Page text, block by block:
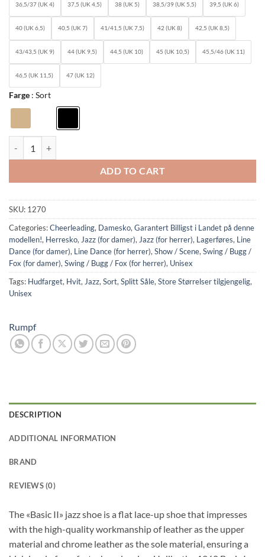
36,5/37 (UK 4) 37,5 (UK 4,5) 38 (UK 5) 38,5/39 (UK 5,5) 39,5 (UK 6)
40 (UK 6,5) 40,5 (UK 7) 41/41,5 (UK 7,5) 42 (UK 8) 42,5 (UK 8,5)
43/43,5 (UK 9) 44 (UK 9,5) 44,5 (UK 10) 45 (UK 10,5) 45,5/46 (UK 11)
46,5 (UK 11,5) 47 (UK 12)
Farge Sort
ADD TO CART
SKU: 1270
Categories:Cheerleading, Damesko,Garantert Billigst i Landet på denne
modellen!, Herresko,Jazz (for damer),Jazz (for herrer), Lagerføres, Line
Dance (for damer), Line Dance (for herrer),Show / Scene,Swing / Bugg /
Fox (for damer),Swing / Bugg / Fox (for herrer), Unisex
Tags: Hudfarget, Hvit,Jazz,Sort,Splitt Såle,Store Størrelser tilgjengelig,
Unisex
Rumpf
DESCRIPTION
ADDITIONAL INFORMATION
BRAND
REVIEWS (0)
The «Basic II» jazz shoe is a flat lace-up shoe that impresses
with the high-quality workmanship of leather as the upper
material and chrome leather as the sole material, ensuring a